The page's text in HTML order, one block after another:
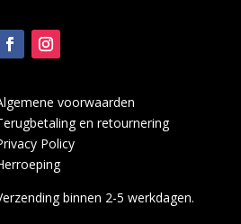
voorwaarden
en retournering
Policy
binnen 2-5 werkdagen.